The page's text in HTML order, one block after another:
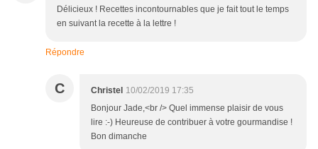
Délicieux ! Recettes incontournables que je fait tout le temps
en suivant la recette à la lettre !
Répondre
C Christel 10/02/2019 17:35
Bonjour Jade,<br /> Quel immense plaisir de vous
lire :-) Heureuse de contribuer à votre gourmandise !
Bon dimanche